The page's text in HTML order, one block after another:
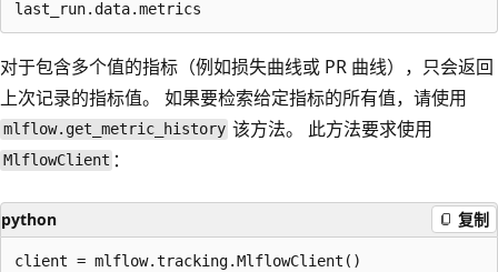
对于包含多个值的指标（例如损失曲线或 PR 曲线），只会返回
上次记录的指标值。 如果要检索给定指标的所有值，请使用
mlflow.get_metric_history 该方法。 此方法要求使用
MlflowClient ：
python 复制
client = mlflow.tracking.MlflowClient()